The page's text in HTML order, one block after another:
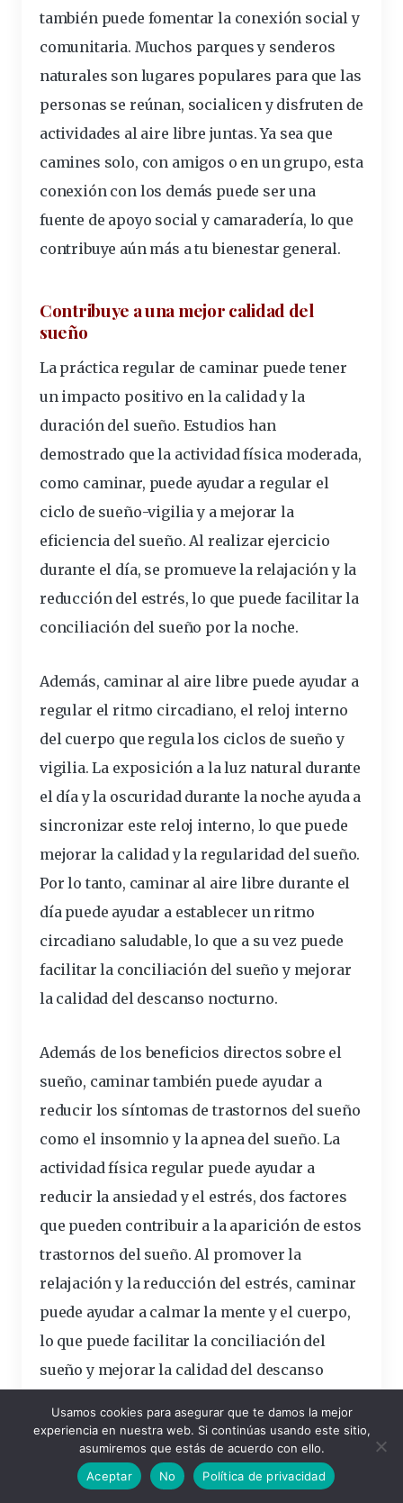
también puede fomentar la conexión social y
comunitaria. Muchos parques y senderos
naturales son lugares populares para que las
personas se reúnan, socialicen y disfruten de
actividades al aire libre juntas. Ya sea que
camines solo, con amigos o en un grupo, esta
conexión con los demás puede ser una
fuente de apoyo social y camaradería, lo que
contribuye aún más a tu bienestar general.
Contribuye a una mejor calidad del
sueño
La práctica regular de caminar puede tener
un impacto positivo en la calidad y la
duración del sueño. Estudios han
demostrado que la actividad física moderada,
como caminar, puede ayudar a regular el
ciclo de sueño-vigilia y a mejorar la
eficiencia del sueño. Al realizar ejercicio
durante el día, se promueve la relajación y la
reducción del estrés, lo que puede facilitar la
conciliación del sueño por la noche.
Además, caminar al aire libre puede ayudar a
regular el ritmo circadiano, el reloj interno
del cuerpo que regula los ciclos de sueño y
vigilia. La exposición a la luz natural durante
el día y la oscuridad durante la noche ayuda a
sincronizar este reloj interno, lo que puede
mejorar la calidad y la regularidad del sueño.
Por lo tanto, caminar al aire libre durante el
día puede ayudar a establecer un ritmo
circadiano saludable, lo que a su vez puede
facilitar la conciliación del sueño y mejorar
la calidad del descanso nocturno.
Además de los beneficios directos sobre el
sueño, caminar también puede ayudar a
reducir los síntomas de trastornos del sueño
como el insomnio y la apnea del sueño. La
actividad física regular puede ayudar a
reducir la ansiedad y el estrés, dos factores
que pueden contribuir a la aparición de estos
trastornos del sueño. Al promover la
relajación y la reducción del estrés, caminar
puede ayudar a calmar la mente y el cuerpo,
lo que puede facilitar la conciliación del
sueño y mejorar la calidad del descanso
Aumenta la producción de endorfinas, la
hormona de la felicidad
Usamos cookies para asegurar que te damos la mejor
experiencia en nuestra web. Si continúas usando este sitio,
asumiremos que estás de acuerdo con ello.
Aceptar
No Política de privacidad